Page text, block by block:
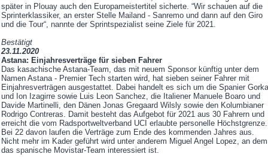
später in Plouay auch den Europameistertitel sicherte. “Wir schauen auf die
Sprinterklassiker, an erster Stelle Mailand - Sanremo und dann auf den Giro
und die Tour“, nannte der Sprintspezialist seine Ziele für 2021.
Bestätigt
23.11.2020
Astana: Einjahresverträge für sieben Fahrer
Das kasachische Astana-Team, das mit neuem Sponsor künftig unter dem
Namen Astana - Premier Tech starten wird, hat sieben seiner Fahrer mit
Einjahresverträgen ausgestattet. Dabei handelt es sich um die Spanier Gorka
und Ion Izagirre sowie Luis Leon Sanchez, die Italiener Manuele Boaro und
Davide Martinelli, den Dänen Jonas Gregaard Wilsly sowie den Kolumbianer
Rodrigo Contreras. Damit besteht das Aufgebot für 2021 aus 30 Fahrern und
erreicht die vom Radsportweltverband UCI erlaubte personelle Höchstgrenze.
Bei 22 davon laufen die Verträge zum Ende des kommenden Jahres aus.
Nicht mehr im Kader geführt wird unter anderem Miguel Angel Lopez, an dem
das spanische Movistar-Team interessiert ist.